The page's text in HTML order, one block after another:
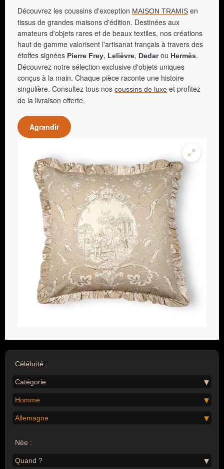
Découvrez les coussins d'exception MAISON TRAMIS en
tissus de grandes maisons d'édition. Destinées aux
amateurs d'objets rares et de beaux textiles, nos créations
haut de gamme valorisent l'artisanat français à travers des
étoffes signées Pierre Frey, Lelièvre, Dedarou Hermès.
Découvrez notre sélection exclusive d'objets uniques
conçus à la main. Chaque pièce raconte une histoire
singulière. Consultez tous nos coussins de luxe et profitez
de la livraison offerte.
Agrandir
Célébrité :
Catégorie
Homme
Allemagne
Née :
Quand ?